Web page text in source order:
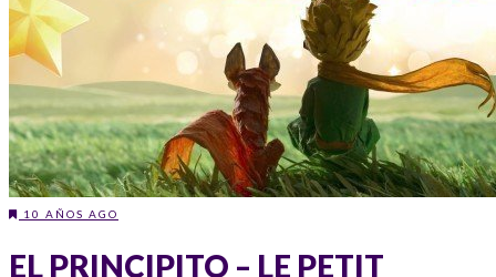
10 AÑOS AGO
EL PRINCIPITO – LE PETIT